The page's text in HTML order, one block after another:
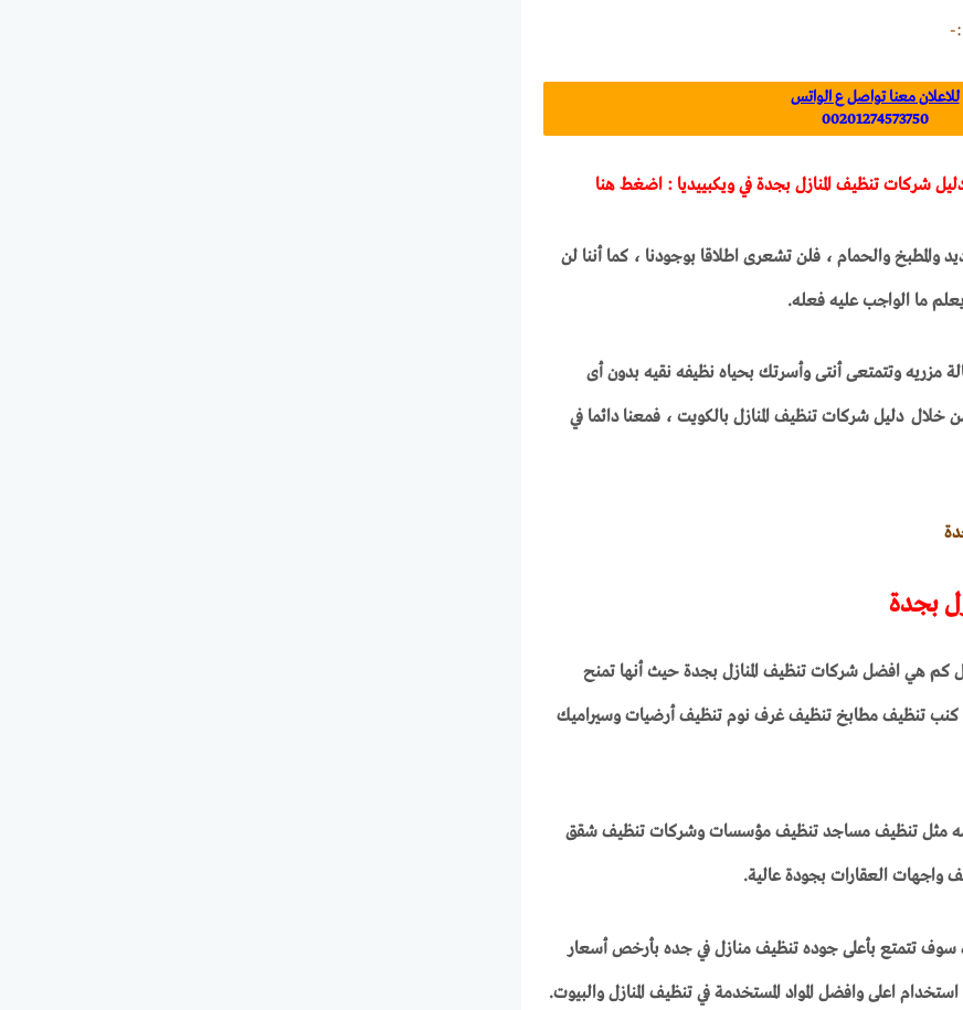
:-
للاعلان معنا تواصل ع الواتس
00201274573750
شركات تنظيف المنازل بجدة في ويكبييديا : اضغط هنا
والمطبخ والحمام ، فلن تشعرى اطلاقا بوجودنا ، كما أننا لن
ما الواجب عليه فعله.
مزريه وتتمتعى أنتى وأسرتك بحياه نظيفه نقيه بدون أى
دليل شركات تنظيف المنازل بالكويت ، فمعنا دائما في
بجدة
كم هي افضل شركات تنظيف المنازل بجدة حيث أنها تمنح
تنظيف مطابخ تنظيف غرف نوم تنظيف أرضيات وسيراميك
مثل تنظيف مساجد تنظيف مؤسسات وشركات تنظيف شقق
واجهات العقارات بجودة عالية.
سوف تتمتع بأعلى جوده تنظيف منازل في جده بأرخص أسعار
اعلى وافضل المواد المستخدمة في تنظيف المنازل والبيوت.